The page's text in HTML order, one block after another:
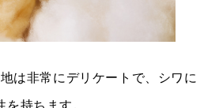
は非常にデリケートで、シワに